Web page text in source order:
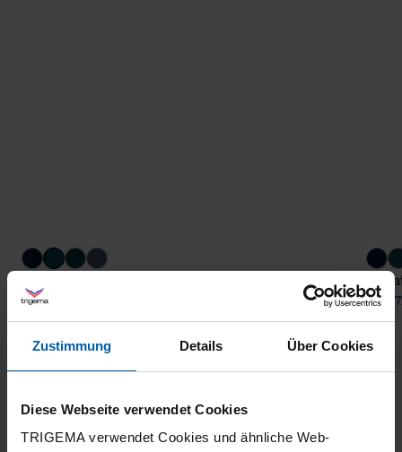
Zustimmung Details Über Cookies
Diese Webseite verwendet Cookies
TRIGEMA verwendet Cookies und ähnliche Web-
from 72,10 € from